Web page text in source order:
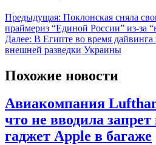
Предыдущая: Поклонская сняла
праймериз “Единой России” из-за
Далее: В Египте во время
внешней разведки Украины
Похожие новости
Авиакомпания
что не вводила
гаджет Apple в багаже